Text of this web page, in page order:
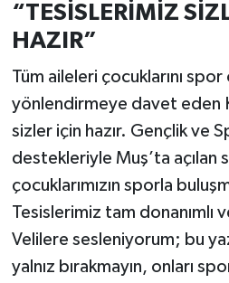
“TESİSLERİMİZ
HAZIR”
Tüm aileleri çocuklarını spor
yönlendirmeye davet eden
sizler için hazır. Gençlik ve
destekleriyle Muş’ta açılan
çocuklarımızın sporla
Tesislerimiz tam donanımlı
Velilere sesleniyorum; bu
yalnız bırakmayın, onları